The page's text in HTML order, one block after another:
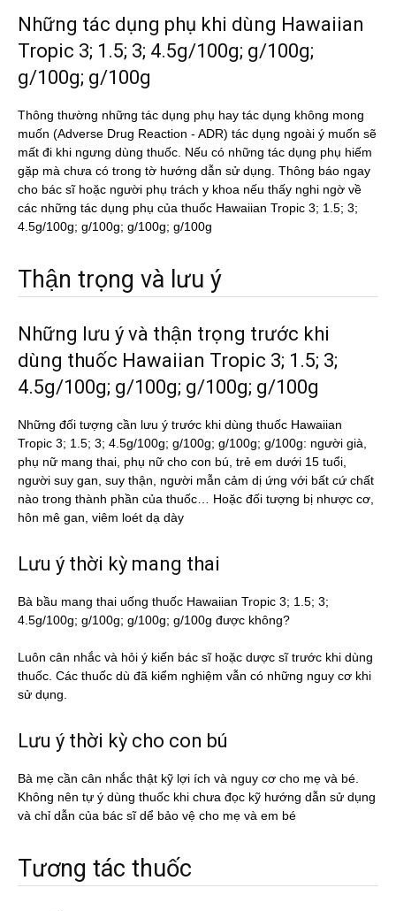
Những tác dụng phụ khi dùng Hawaiian
Tropic 3; 1.5; 3; 4.5g/100g; g/100g;
g/100g; g/100g
Thông thường những tác dụng phụ hay tác dụng không mong
muốn (Adverse Drug Reaction - ADR) tác dụng ngoài ý muốn sẽ
mất đi khi ngưng dùng thuốc. Nếu có những tác dụng phụ hiếm
gặp mà chưa có trong tờ hướng dẫn sử dụng. Thông báo ngay
cho bác sĩ hoặc người phụ trách y khoa nếu thấy nghi ngờ về
các những tác dụng phụ của thuốc Hawaiian Tropic 3; 1.5; 3;
4.5g/100g; g/100g; g/100g; g/100g
Thận trọng và lưu ý
Những lưu ý và thận trọng trước khi
dùng thuốc Hawaiian Tropic 3; 1.5; 3;
4.5g/100g; g/100g; g/100g; g/100g
Những đối tượng cần lưu ý trước khi dùng thuốc Hawaiian
Tropic 3; 1.5; 3; 4.5g/100g; g/100g; g/100g; g/100g: người già,
phụ nữ mang thai, phụ nữ cho con bú, trẻ em dưới 15 tuổi,
người suy gan, suy thận, người mẫn cảm dị ứng với bất cứ chất
nào trong thành phần của thuốc… Hoặc đối tượng bị nhược cơ,
hôn mê gan, viêm loét dạ dày
Lưu ý thời kỳ mang thai
Bà bầu mang thai uống thuốc Hawaiian Tropic 3; 1.5; 3;
4.5g/100g; g/100g; g/100g; g/100g được không?
Luôn cân nhắc và hỏi ý kiến bác sĩ hoặc dược sĩ trước khi dùng
thuốc. Các thuốc dù đã kiểm nghiệm vẫn có những nguy cơ khi
sử dụng.
Lưu ý thời kỳ cho con bú
Bà mẹ cần cân nhắc thật kỹ lợi ích và nguy cơ cho mẹ và bé.
Không nên tự ý dùng thuốc khi chưa đọc kỹ hướng dẫn sử dụng
và chỉ dẫn của bác sĩ dể bảo vệ cho mẹ và em bé
Tương tác thuốc